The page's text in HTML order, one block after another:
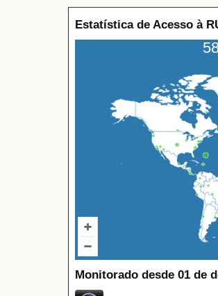
Estatística de Acesso à
Monitorado desde 01 de